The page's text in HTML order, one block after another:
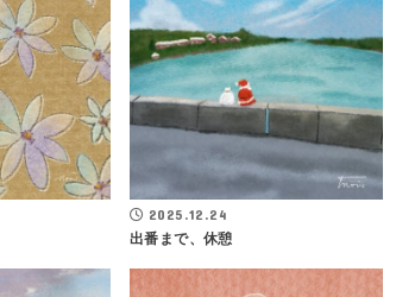
2025.12.24
出番まで、休憩